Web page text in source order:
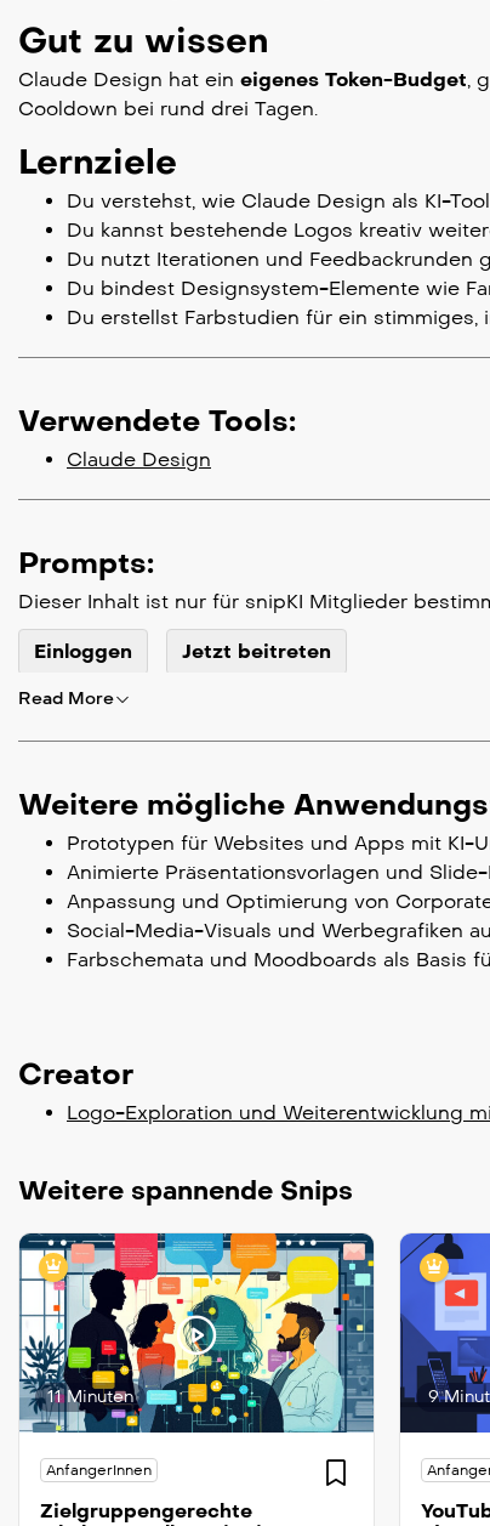
Gut zu wissen
Claude Design hat ein eigenes Token-Budget ,
Cooldown bei rund drei Tagen.
Lernziele
Du verstehst, wie Claude Design als KI-
Du kannst bestehende Logos kreativ
Du nutzt Iterationen und Feedbackrunden
Du bindest Designsystem-Elemente wie
Du erstellst Farbstudien für ein stimmiges,
Verwendete Tools:
Claude Design
Prompts:
Dieser Inhalt ist nur für snipKI Mitglieder
Einloggen Jetzt beitreten
Read More
Weitere mögliche
Prototypen für Websites und Apps mit KI-
Animierte Präsentationsvorlagen und
Anpassung und Optimierung von
Social-Media-Visuals und Werbegrafiken
Farbschemata und Moodboards als Basis
Creator
Logo-Exploration und Weiterentwicklung
Weitere spannende Snips
11 Minuten
AnfangerInnen
Zielgruppengerechte
9